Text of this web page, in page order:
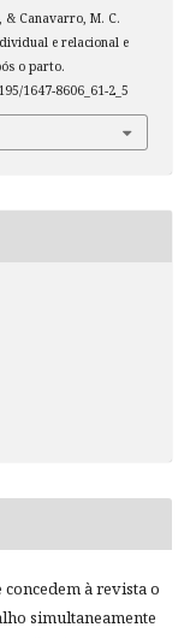
& Canavarro, M. C.
e relacional e
o parto.
1647-8606_61-2_5
à revista o
simultaneamente